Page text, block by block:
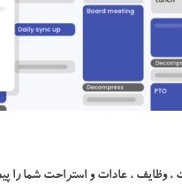
، وظایف ، عادات و استراحت شما را